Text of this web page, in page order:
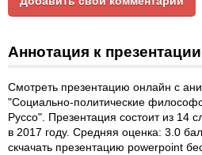
Аннотация к презентации
Смотреть презентацию онлайн с
"Социально-политические
Руссо". Презентация состоит из 14
в 2017 году. Средняя оценка: 3.0
скчачать презентацию powerpoint